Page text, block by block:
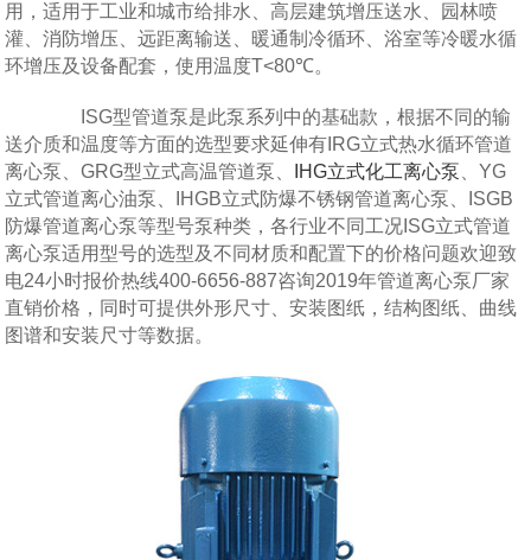
用，适用于工业和城市给排水、高层建筑增压送水、园林喷
灌、消防增压、远距离输送、暖通制冷循环、浴室等冷暖水循
环增压及设备配套，使用温度T<80℃。
ISG型管道泵是此泵系列中的基础款，根据不同的输
送介质和温度等方面的选型要求延伸有IRG立式热水循环管道
离心泵、GRG型立式高温管道泵、
IHG立式化工离心泵 、YG
立式管道离心油泵、IHGB立式防爆不锈钢管道离心泵、ISGB
防爆管道离心泵等型号泵种类，各行业不同工况ISG立式管道
离心泵适用型号的选型及不同材质和配置下的价格问题欢迎致
电24小时报价热线400-6656-887咨询2019年管道离心泵厂家
直销价格，同时可提供外形尺寸、安装图纸，结构图纸、曲线
图谱和安装尺寸等数据。